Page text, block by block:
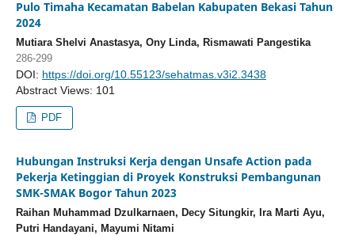
Pulo Timaha Kecamatan Babelan Kabupaten Bekasi Tahun
2024
Mutiara Shelvi Anastasya, Ony Linda, Rismawati Pangestika
286-299
DOI: https://doi.org/10.55123/sehatmas.v3i2.3438
Abstract Views: 101
PDF
Hubungan Instruksi Kerja dengan Unsafe Action pada
Pekerja Ketinggian di Proyek Konstruksi Pembangunan
SMK-SMAK Bogor Tahun 2023
Raihan Muhammad Dzulkarnaen, Decy Situngkir, Ira Marti Ayu,
Putri Handayani, Mayumi Nitami